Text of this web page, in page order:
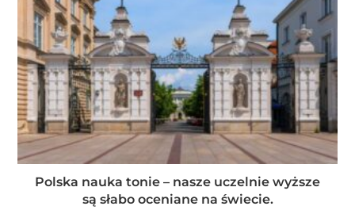
Polska nauka tonie – nasze uczelnie wyższe
są słabo oceniane na świecie.